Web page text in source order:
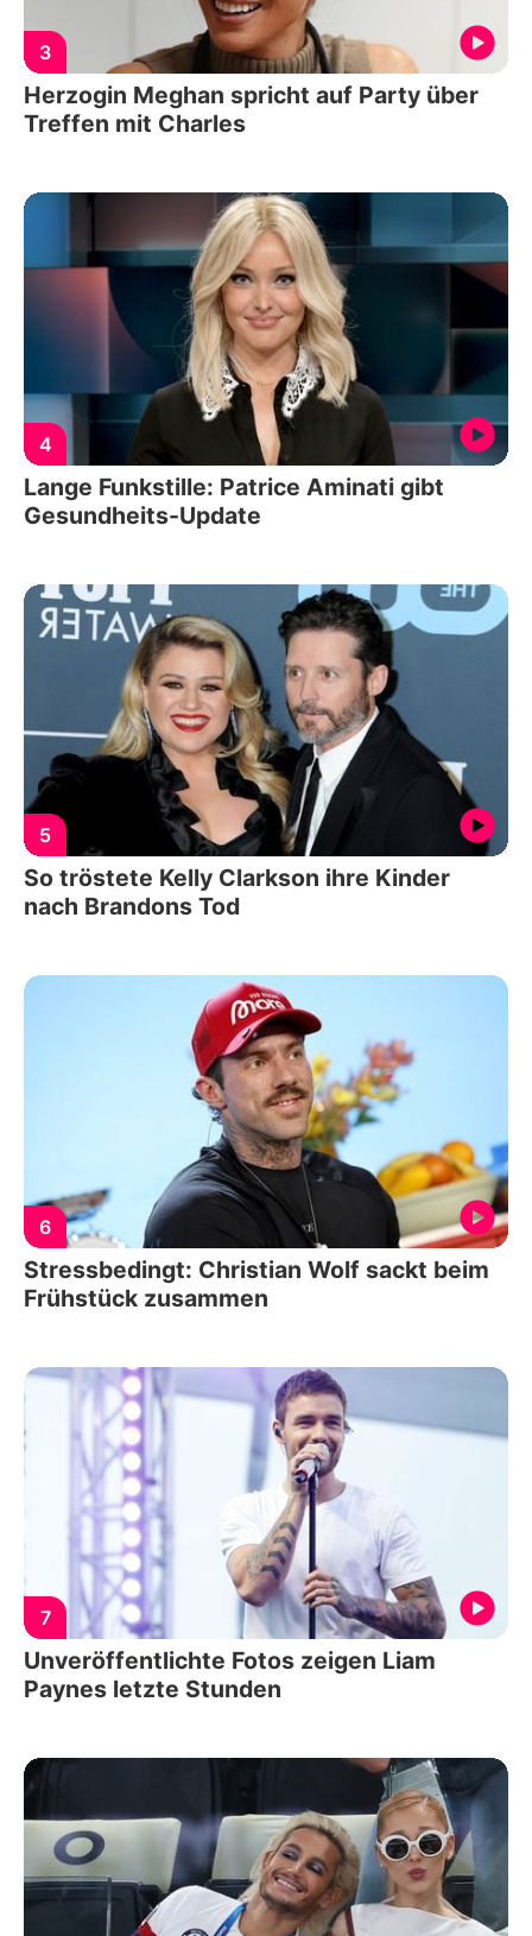
3
Herzogin Meghan spricht auf Party über
Treffen mit Charles
4
Lange Funkstille: Patrice Aminati gibt
Gesundheits-Update
5
So tröstete Kelly Clarkson ihre Kinder
nach Brandons Tod
6
Stressbedingt: Christian Wolf sackt beim
Frühstück zusammen
7
Unveröffentlichte Fotos zeigen Liam
Paynes letzte Stunden